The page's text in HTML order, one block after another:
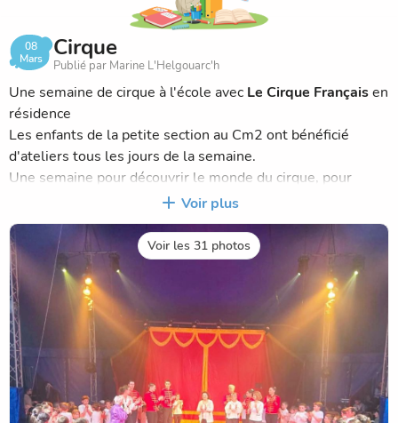
08
Mars
Cirque
Publié par Marine L'Helgouarc'h
Une semaine de cirque à l'école avec Le Cirque Françaisen
résidence
Les enfants de la petite section au Cm2 ont bénéficié
d'ateliers tous les jours de la semaine.
Une semaine pour découvrir le monde du cirque, pour
éveiller la curiosité, développer la motricité et se dépasser,
pour coopérer et s'entraider
Cette semaine s'est terminée par un spectacle éblouissant,
300 personnes sous le chapiteau venues applaudir nos
circassiens en herbe.
Des étoiles pleins les yeux, des rêves plein la tête et des
souvenirs pour toute une vie!
Voir plus
Voir les 31 photos